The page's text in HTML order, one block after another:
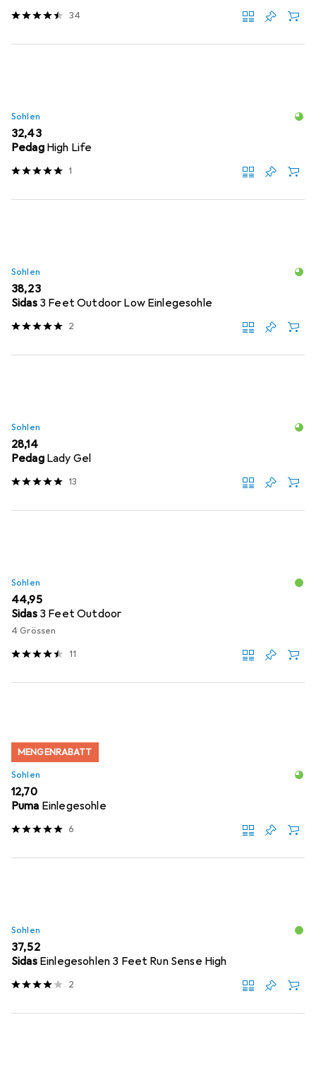
34
Sohlen
EUR
32,43
Pedag High Life
1
Sohlen
EUR
38,23
Sidas 3 Feet Outdoor Low Einlegesohle
2
Sohlen
EUR
28,14
Pedag Lady Gel
13
Sohlen
EUR
44,95
Sidas 3 Feet Outdoor
4 Grössen
11
MENGENRABATT
Sohlen
EUR
12,70
Puma Einlegesohle
6
Sohlen
EUR
37,52
Sidas Einlegesohlen 3 Feet Run Sense High
2